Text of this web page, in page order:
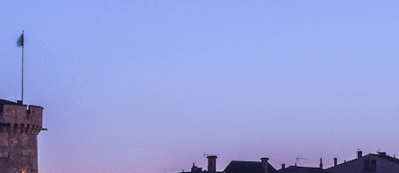
Menu
Ajoutez un logo, un bouton, des réseaux
Cliquez pour éditer